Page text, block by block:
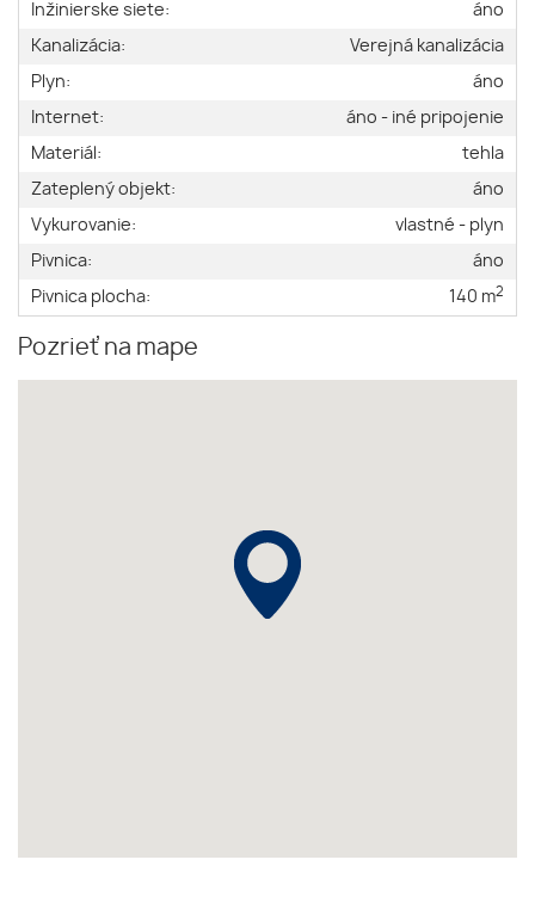
Inžinierske siete:
áno
Kanalizácia:
Verejná kanalizácia
Plyn:
áno
Internet:
áno - iné pripojenie
Materiál:
tehla
Zateplený objekt:
áno
Vykurovanie:
vlastné - plyn
Pivnica:
áno
Pivnica plocha:
140 m2
Pozrieť na mape